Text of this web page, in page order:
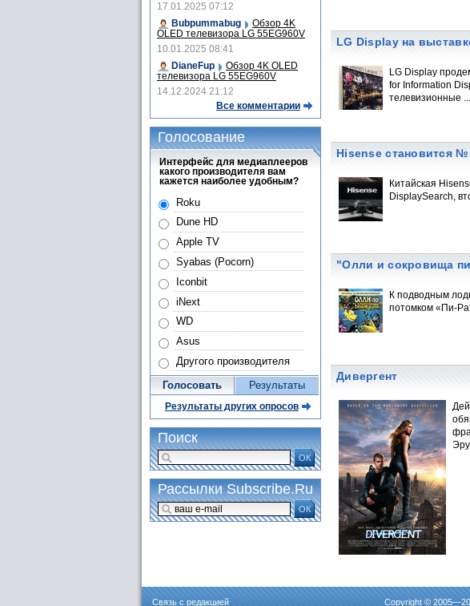
LG Display на
LG Display
for Information
телевизионные ...
Hisense становится
Китайская
DisplaySearch,
"Олли и сокровища
К подводным
потомком «Пи-
Дивергент
17.01.2025 07:12
Bubpummabug
Обзор 4K
OLED телевизора LG 55EG960V
10.01.2025 08:41
DianeFup
Обзор 4K OLED
телевизора LG 55EG960V
14.12.2024 21:12
Все комментарии
Голосование
Интерфейс для медиаплееров
какого производителя вам
кажется наиболее удобным?
Roku
Dune HD
Apple TV
Syabas (Pocorn)
Iconbit
iNext
WD
Asus
Другого производителя
Голосовать Результаты
Результаты других опросов
Поиск
ОК
Рассылки Subscribe.Ru
ОК
Связь с редакцией Copyright ©